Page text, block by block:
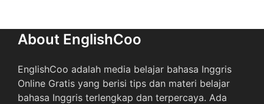
About EnglishCoo
EnglishCoo adalah media belajar bahasa Inggris
Online Gratis yang berisi tips dan materi belajar
bahasa Inggris terlengkap dan terpercaya. Ada